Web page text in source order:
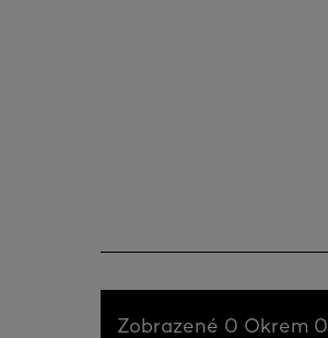
Zobrazené 0 Okrem 0